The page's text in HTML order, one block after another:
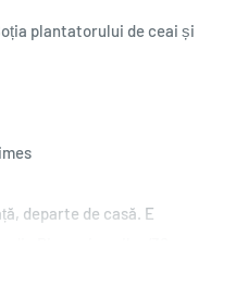
plantatorului de ceai și
departe de casă. E
admiratori sus-puși. Pe